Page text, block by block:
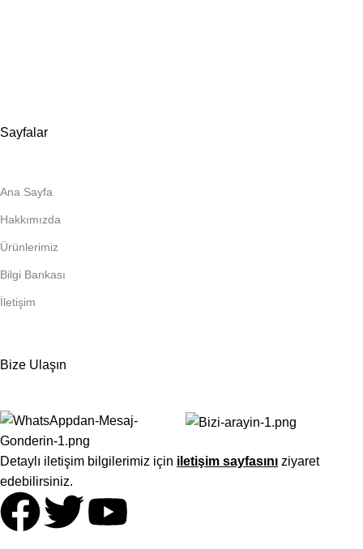
Sayfalar
Ana Sayfa
Hakkımızda
Ürünlerimiz
Bilgi Bankası
İletişim
Bize Ulaşın
Detaylı iletişim bilgilerimiz için iletişim sayfasını ziyaret
edebilirsiniz.